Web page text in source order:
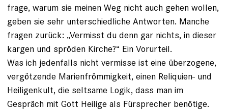
frage, warum sie meinen Weg nicht auch gehen wollen,
geben sie sehr unterschiedliche Antworten. Manche
fragen zurück: „Vermisst du denn gar nichts, in dieser
kargen und spröden ­Kirche?“ Ein Vorurteil.
Was ich jedenfalls nicht vermisse ist eine überzogene,
ver­götzende Marienfrömmigkeit, einen Reliquien- und
Heiligenkult, die seltsame Logik, dass man im
Gespräch mit Gott Heilige als Fürsprecher benötige.